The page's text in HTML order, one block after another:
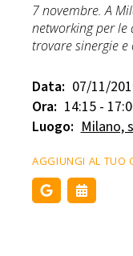
7 novembre. A
networking per le
trovare sinergie
Data: 07/11/
Ora: 14:15 -
Luogo: Milano,
AGGIUNGI AL TUO